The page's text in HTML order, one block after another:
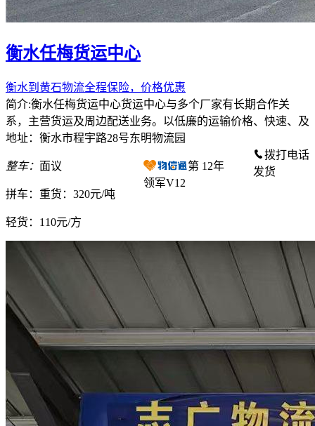
衡水任梅货运中心
衡水到黄石物流全程保险，价格优惠
简介:衡水任梅货运中心货运中心与多个厂家有长期合作关
系，主营货运及周边配送业务。以低廉的运输价格、快速、及
地址：衡水市程宇路28号东明物流园
整车： 面议
拼车： 重货：320元/吨
轻货： 110元/方
第 12年
领军V12
拨打电话
发货